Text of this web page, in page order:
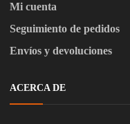
Mi cuenta
Seguimiento de pedidos
Envíos y devoluciones
ACERCA DE